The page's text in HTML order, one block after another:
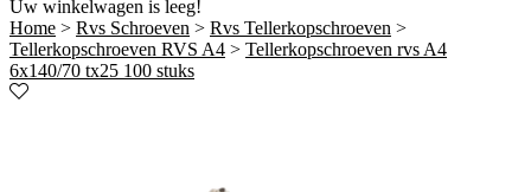
Uw winkelwagen is leeg!
Home > Rvs Schroeven > Rvs Tellerkopschroeven >
Tellerkopschroeven RVS A4 > Tellerkopschroeven rvs A4
6x140/70 tx25 100 stuks